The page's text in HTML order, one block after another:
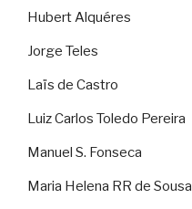
Hubert Alquéres
Jorge Teles
Laïs de Castro
Luiz Carlos Toledo Pereira
Manuel S. Fonseca
Maria Helena RR de Sousa